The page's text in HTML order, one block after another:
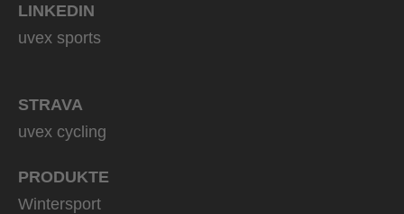
LINKEDIN
uvex sports
STRAVA
uvex cycling
PRODUKTE
Wintersport